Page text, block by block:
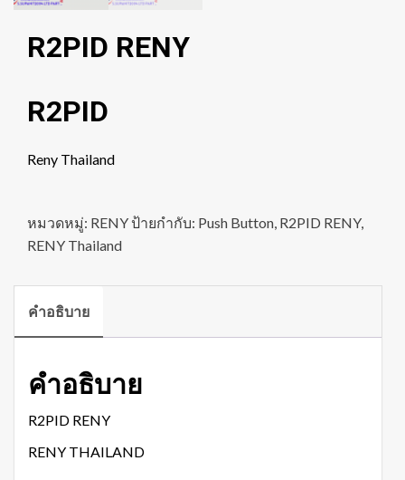
R2PID RENY
R2PID
Reny Thailand
หมวดหมู่: RENYป้ายกำกับ: Push Button, R2PID RENY,
RENY Thailand
คำอธิบาย
คำอธิบาย
R2PID RENY
RENY THAILAND